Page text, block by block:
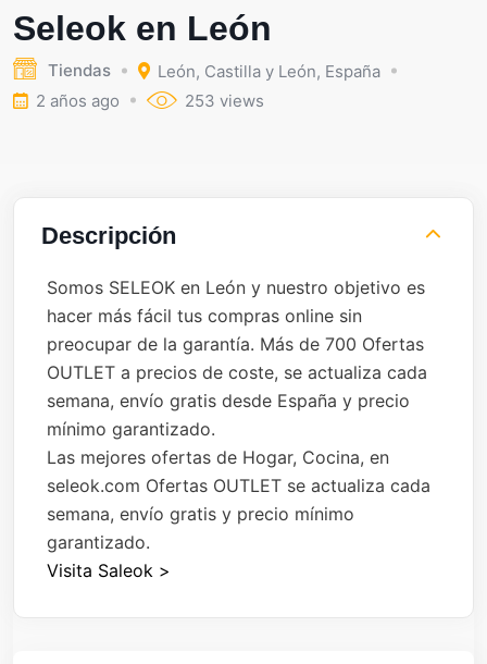
Seleok en León
Tiendas León, Castilla y León, España
2 años ago
253 views
Descripción
Somos SELEOK en León y nuestro objetivo es
hacer más fácil tus compras online sin
preocupar de la garantía. Más de 700 Ofertas
OUTLET a precios de coste, se actualiza cada
semana, envío gratis desde España y precio
mínimo garantizado.
Las mejores ofertas de Hogar, Cocina, en
seleok.com Ofertas OUTLET se actualiza cada
semana, envío gratis y precio mínimo
garantizado.
Visita Saleok >